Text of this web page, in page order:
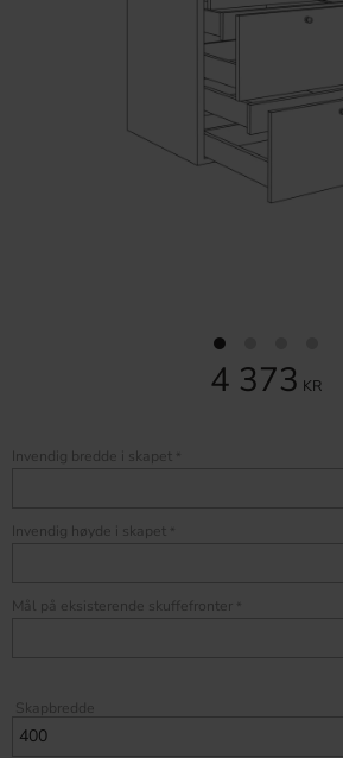
4 373 KR
Skapbredde
Invendig bredde i skapet *
Invendig høyde i skapet *
Mål på eksisterende skuffefronter *